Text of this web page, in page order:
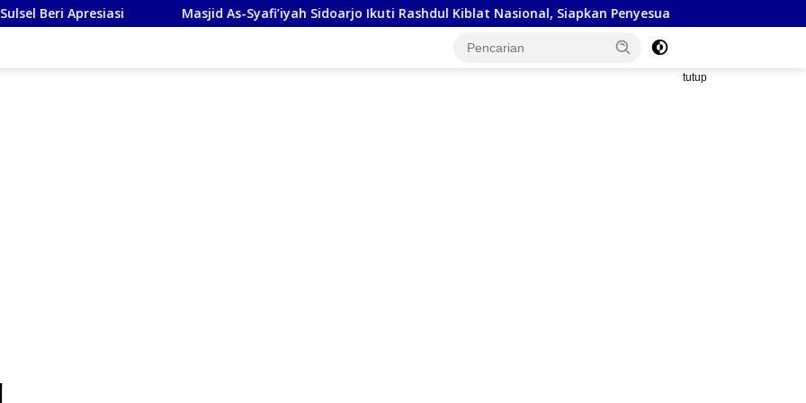
Masjid As-Syafi’iyah Sidoarjo Ikuti Rashdul Kiblat Nasional, Siapkan Penyesuaian Arah Kiblat
tutup